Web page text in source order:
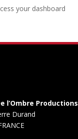
your dashboard
l’Ombre Productions
Durand